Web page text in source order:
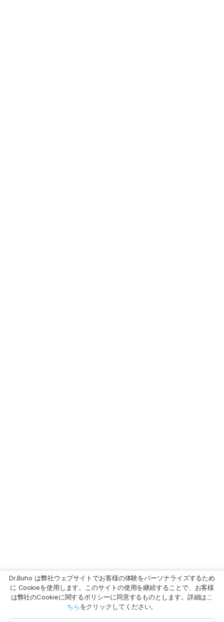
Dr.Buho は弊社ウェブサイトでお客様の体験をパーソナライズするため
に Cookieを使用します。このサイトの使用を継続することで、お客様
は弊社のCookieに関するポリシーに同意するものとします。詳細は こ
ちらをクリックしてください。